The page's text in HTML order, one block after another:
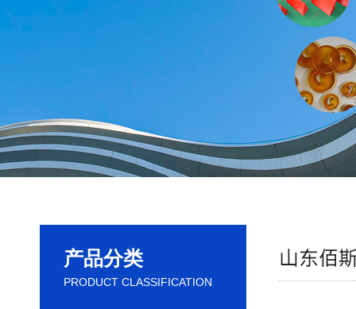
产品分类
PRODUCT CLASSIFICATION